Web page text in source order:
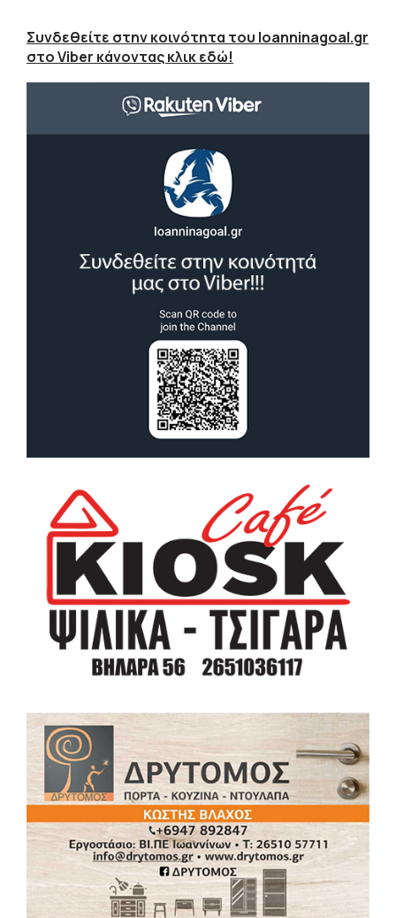
Συνδεθείτε στην κοινότητα του Ioanninagoal.gr
στο Viber κάνοντας κλικ εδώ!